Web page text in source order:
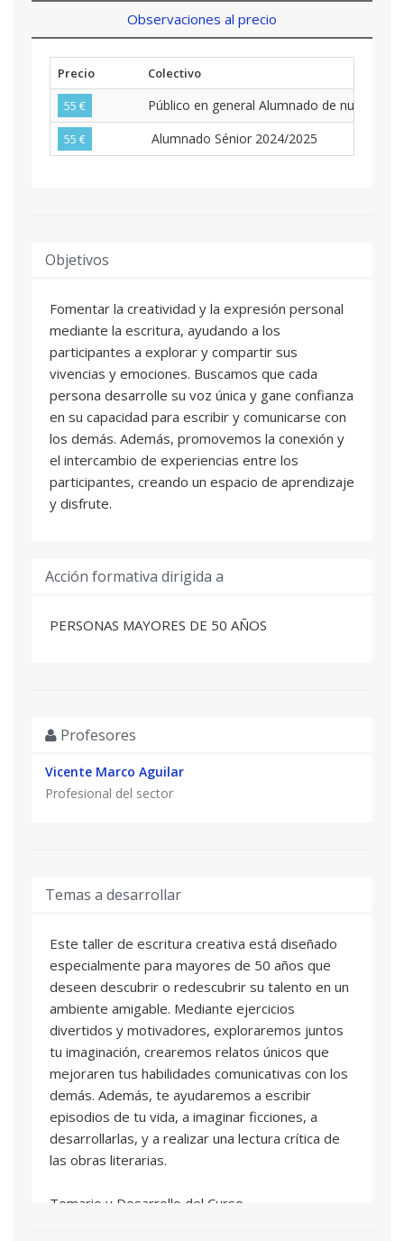
Observaciones al precio
Precio
Colectivo
55 €
Público en general Alumnado de nuevo
55 € Alumnado Sénior 2024/2025
Objetivos
Fomentar la creatividad y la expresión personal
mediante la escritura, ayudando a los
participantes a explorar y compartir sus
vivencias y emociones. Buscamos que cada
persona desarrolle su voz única y gane confianza
en su capacidad para escribir y comunicarse con
los demás. Además, promovemos la conexión y
el intercambio de experiencias entre los
participantes, creando un espacio de aprendizaje
y disfrute.
Acción formativa dirigida a
PERSONAS MAYORES DE 50 AÑOS
Profesores
Vicente Marco Aguilar
Profesional del sector
Temas a desarrollar
Este taller de escritura creativa está diseñado
especialmente para mayores de 50 años que
deseen descubrir o redescubrir su talento en un
ambiente amigable. Mediante ejercicios
divertidos y motivadores, exploraremos juntos
tu imaginación, crearemos relatos únicos que
mejoraren tus habilidades comunicativas con los
demás. Además, te ayudaremos a escribir
episodios de tu vida, a imaginar ficciones, a
desarrollarlas, y a realizar una lectura crítica de
las obras literarias.
Temario y Desarrollo del Curso